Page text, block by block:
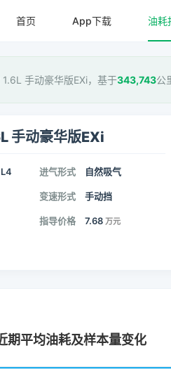
首页 App下载 油耗
手动豪华版EXi，基于343,743公
手动豪华版EXi
进气形式 自然吸气
变速形式 手动挡
指导价格 7.68 万元